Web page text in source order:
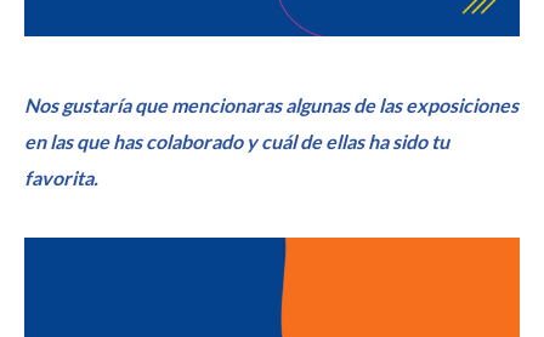
Nos gustaría que mencionaras algunas de las exposiciones
en las que has colaborado y cuál de ellas ha sido tu
favorita.